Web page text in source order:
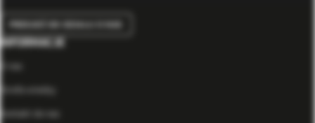
PRZEJDŹ DO DZIAŁU O NAS
INFORMACJE
O nas
Strefa wiedzy
Kontakt do nas